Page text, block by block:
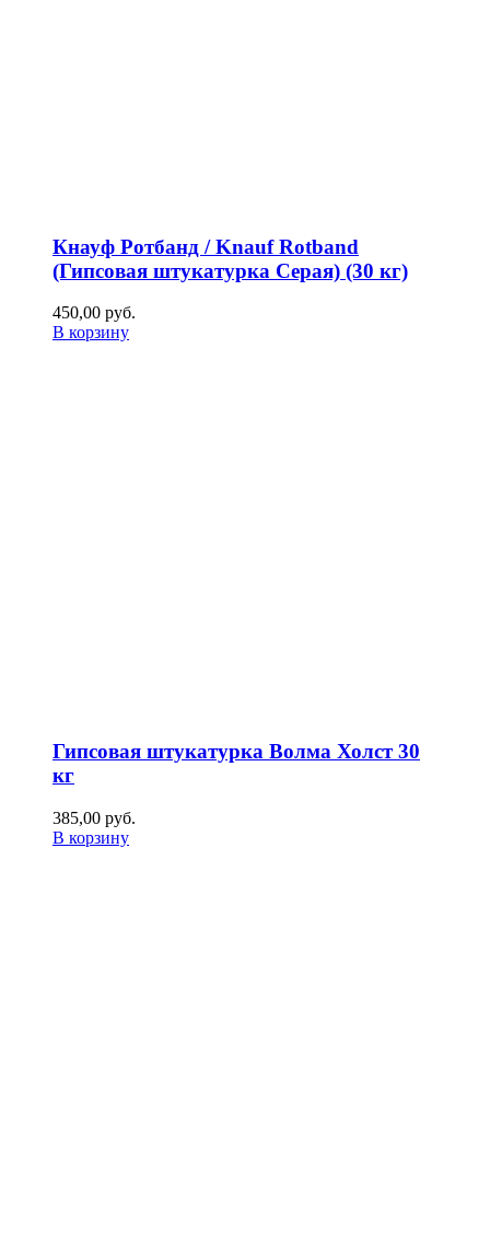
Кнауф Ротбанд / Knauf Rotband
(Гипсовая штукатурка Серая) (30 кг)
450,00 руб.
В корзину
Гипсовая штукатурка Волма Холст 30
кг
385,00 руб.
В корзину